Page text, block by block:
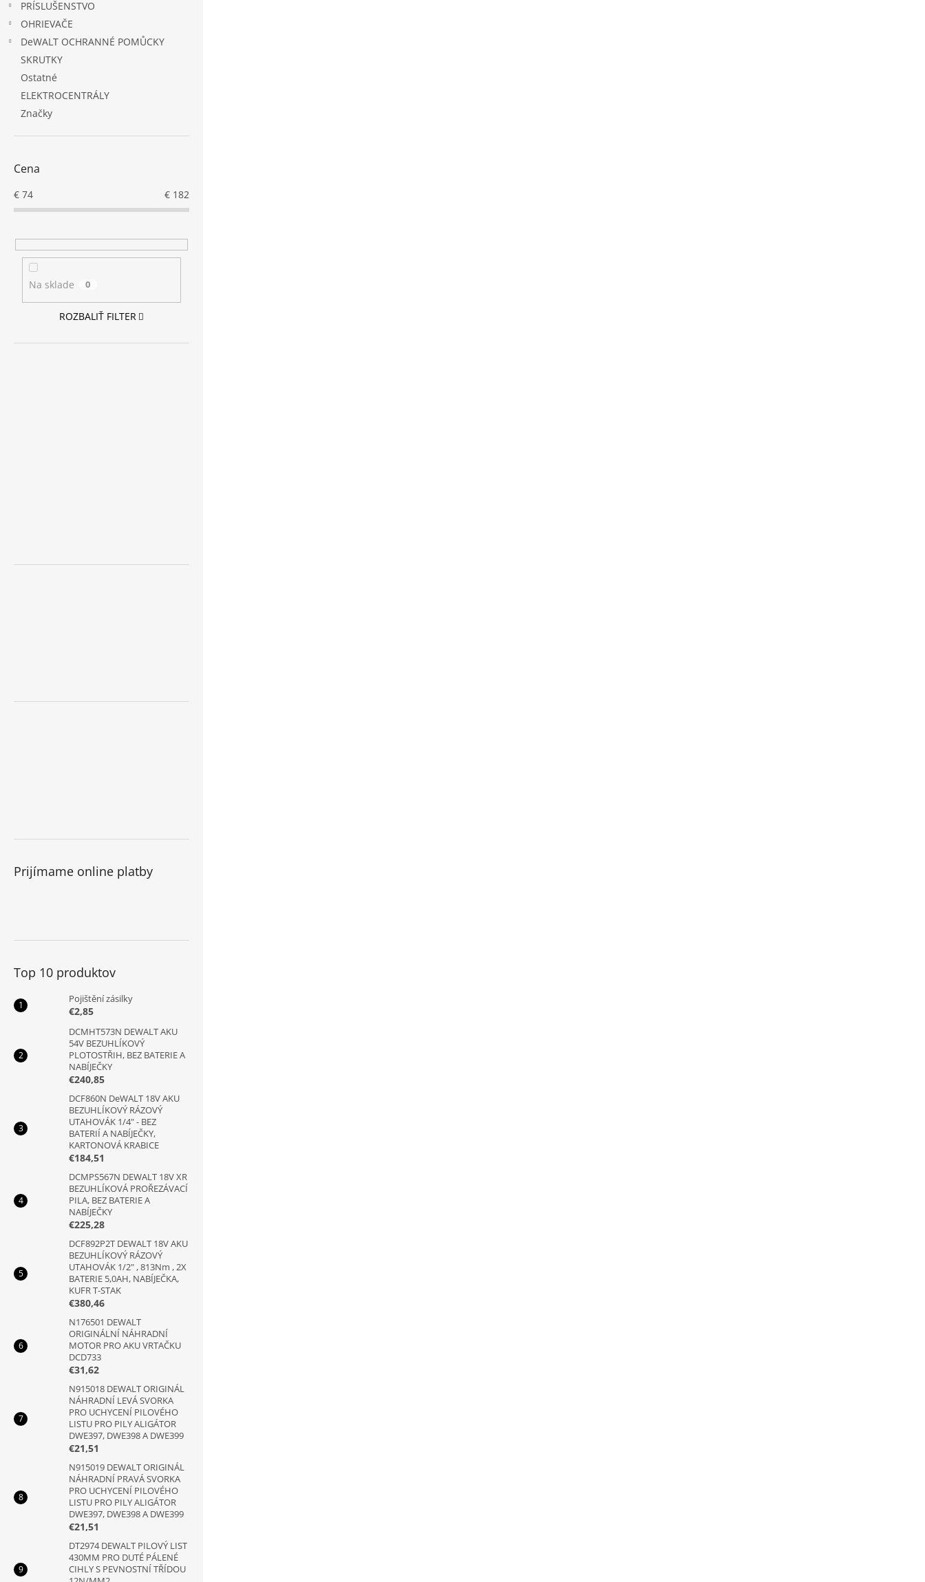
PRÍSLUŠENSTVO
OHRIEVAČE
DeWALT OCHRANNÉ POMŮCKY
SKRUTKY
Ostatné
ELEKTROCENTRÁLY
Značky
Cena
€ 74 € 182
Na sklade 0
ROZBALIŤ FILTER
Prijímame online platby
Top 10 produktov
Pojištění zásilky
€2,85
DCMHT573N DEWALT AKU
54V BEZUHLÍKOVÝ
PLOTOSTŘIH, BEZ BATERIE A
NABÍJEČKY
€240,85
DCF860N DeWALT 18V AKU
BEZUHLÍKOVÝ RÁZOVÝ
UTAHOVÁK 1/4" - BEZ
BATERIÍ A NABÍJEČKY,
KARTONOVÁ KRABICE
€184,51
DCMPS567N DEWALT 18V XR
BEZUHLÍKOVÁ PROŘEZÁVACÍ
PILA, BEZ BATERIE A
NABÍJEČKY
€225,28
DCF892P2T DEWALT 18V AKU
BEZUHLÍKOVÝ RÁZOVÝ
UTAHOVÁK 1/2" , 813Nm , 2X
BATERIE 5,0AH, NABÍJEČKA,
KUFR T-STAK
€380,46
N176501 DEWALT
ORIGINÁLNÍ NÁHRADNÍ
MOTOR PRO AKU VRTAČKU
DCD733
€31,62
N915018 DEWALT ORIGINÁL
NÁHRADNÍ LEVÁ SVORKA
PRO UCHYCENÍ PILOVÉHO
LISTU PRO PILY ALIGÁTOR
DWE397, DWE398 A DWE399
€21,51
N915019 DEWALT ORIGINÁL
NÁHRADNÍ PRAVÁ SVORKA
PRO UCHYCENÍ PILOVÉHO
LISTU PRO PILY ALIGÁTOR
DWE397, DWE398 A DWE399
€21,51
DT2974 DEWALT PILOVÝ LIST
430MM PRO DUTÉ PÁLENÉ
CIHLY S PEVNOSTNÍ TŘÍDOU